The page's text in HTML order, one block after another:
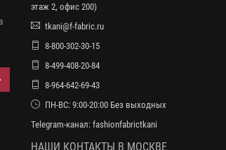
этаж 2, офис 200)
tkani@f-fabric.ru
8-800-302-30-15
8-499-408-20-84
8-964-642-69-43
ПН-ВС: 9:00-20:00 Без выходных
Telegram-канал: fashionfabrictkani
НАШИ КОНТАКТЫ В МОСКВЕ